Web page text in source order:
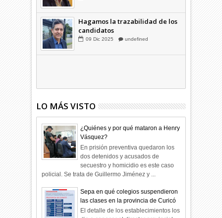
Combustibles en alza: cada uno
a su rincón
03 Abr 2026 undefined
Hagamos la trazabilidad de los
candidatos
LO MÁS VISTO
¿Quiénes y por qué mataron a Henry
Vásquez?
En prisión preventiva quedaron los
dos detenidos y acusados de
secuestro y homicidio es este caso
policial. Se trata de Guillermo Jiménez y ...
Sepa en qué colegios suspendieron
las clases en la provincia de Curicó
El detalle de los establecimientos los